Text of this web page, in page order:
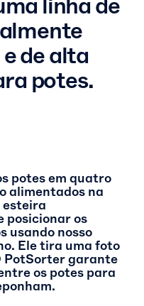
de alta
potes.
potes em quatro
alimentados na
esteira
posicionar os
usando nosso
Ele tira uma foto
PotSorter garante
os potes para